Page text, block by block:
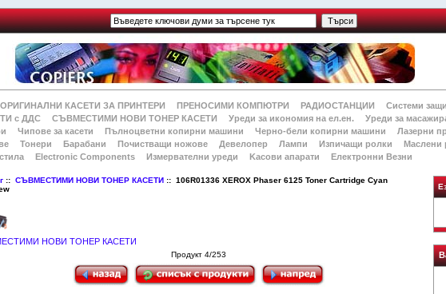
ОРИГИНАЛНИ КАСЕТИ ЗА ПРИНТЕРИ ПРЕНОСИМИ КОМПЮТРИ РАДИОСТАНЦИИ
Системи
с ДДС
СЪВМЕСТИМИ НОВИ ТОНЕР КАСЕТИ Уреди за икономия на ел.ен.
Уреди за
Чипове за касети Пълноцветни копирни машини Черно-бели копирни машини
Лазерни
Тонери Барабани Почистващи ножове Девелопер Лампи Изпичащи ролки Маслени
Electronic Components Измервателни уреди Kасови апарати Електронни Везни
::СЪВМЕСТИМИ НОВИ ТОНЕР КАСЕТИ :: 106R01336 XEROX Phaser 6125 Toner Cartridge Cyan
НОВИ ТОНЕР КАСЕТИ
Продукт 4/253